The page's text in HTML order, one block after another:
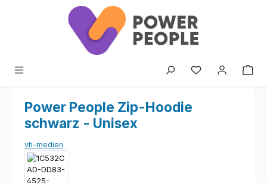
Zum Hauptinhalt springen
Power People Zip-Hoodie
schwarz - Unisex
vh-medien
Bildergalerie überspringen